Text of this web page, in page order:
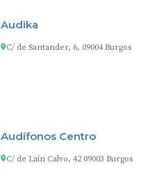
Audika
C/ de Santander, 6, 09004 Burgos
Audífonos Centro
C/ de Laín Calvo, 42 09003 Burgos